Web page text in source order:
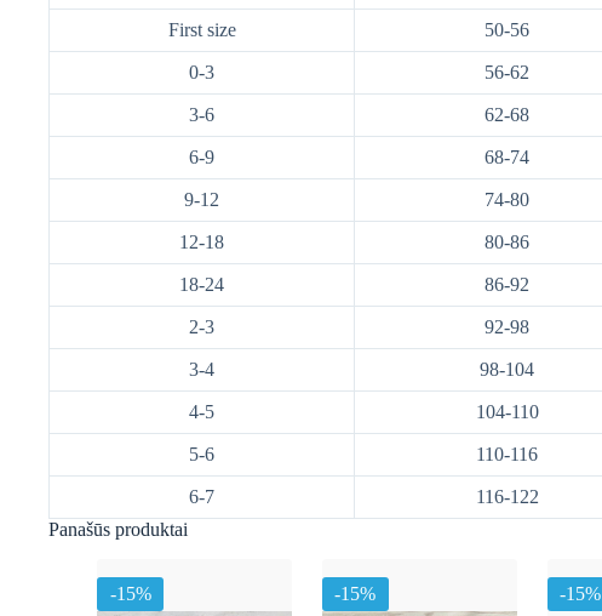
First size 50-56
0-3 56-62
3-6 62-68
6-9 68-74
9-12 74-80
12-18 80-86
18-24 86-92
2-3 92-98
3-4 98-104
4-5 104-110
5-6 110-116
6-7
116-122
Panašūs produktai
-15% -15% -15%